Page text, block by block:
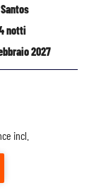
Santos
notti
2027
incl.